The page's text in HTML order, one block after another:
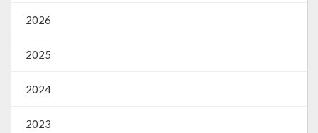
2026
2025
2024
2023